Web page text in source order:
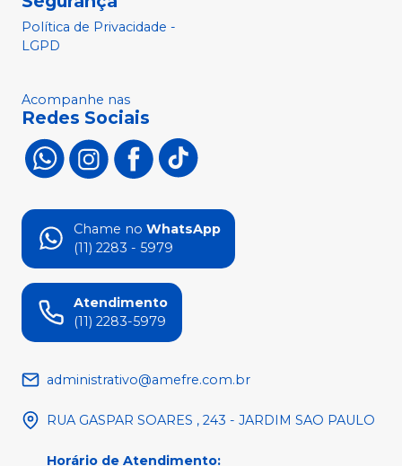
Política de Privacidade -
LGPD
Acompanhe nas
Redes Sociais
Chame no WhatsApp
(11) 2283 - 5979
Atendimento
(11) 2283-5979
administrativo@amefre.com.br
RUA GASPAR SOARES , 243 - JARDIM SAO PAULO
Horário de Atendimento: